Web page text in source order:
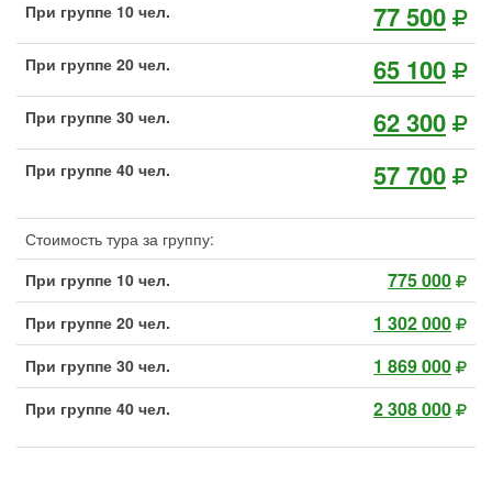
При группе 10 чел.
77 500
При группе 20 чел. 65 100
При группе 30 чел. 62 300
При группе 40 чел. 57 700
Стоимость тура за группу:
При группе 10 чел.
775 000
При группе 20 чел. 1 302 000
При группе 30 чел. 1 869 000
При группе 40 чел. 2 308 000